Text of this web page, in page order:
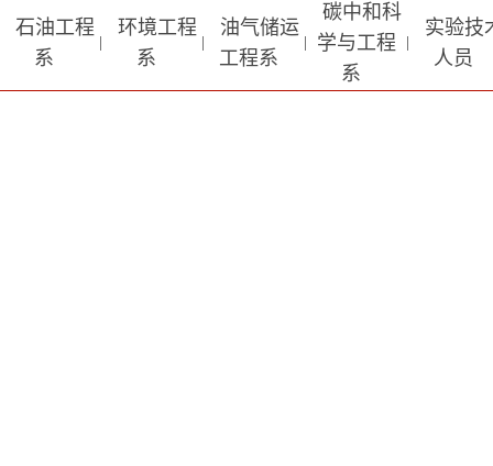
石油工程
系
|
环境工程
系
|
油气储运
工程系
|
碳中和科
学与工程
系
|
实验技
人员